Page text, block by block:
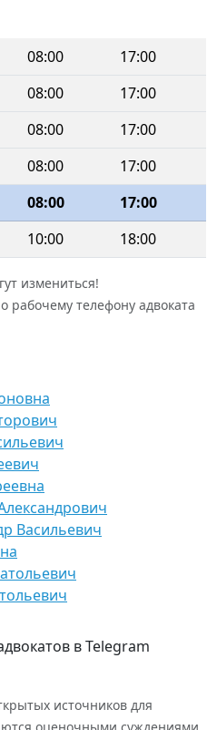
08:00
17:00
08:00
17:00
08:00
17:00
08:00
17:00
08:00
17:00
10:00 18:00
измениться!
рабочему телефону адвоката
Васильевич
в Telegram
источников для